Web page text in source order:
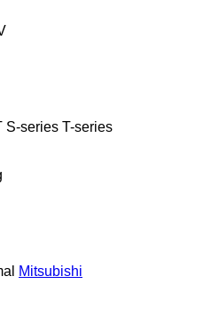
S-series T-series
Mitsubishi